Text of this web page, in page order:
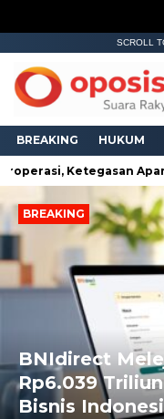
SCROLL
BREAKING HUKUM
Ketegasan Aparat
BREAKING
BNIdirect
Rp6.039
Bisnis